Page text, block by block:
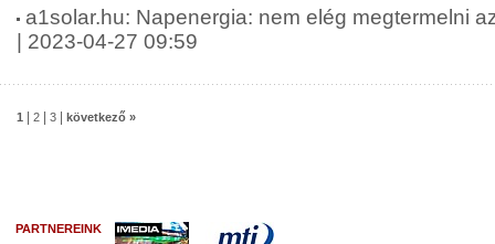
a1solar.hu: Napenergia: nem elég megtermelni
| 2023-04-27 09:59
1 2 3 következő »
PARTNEREINK